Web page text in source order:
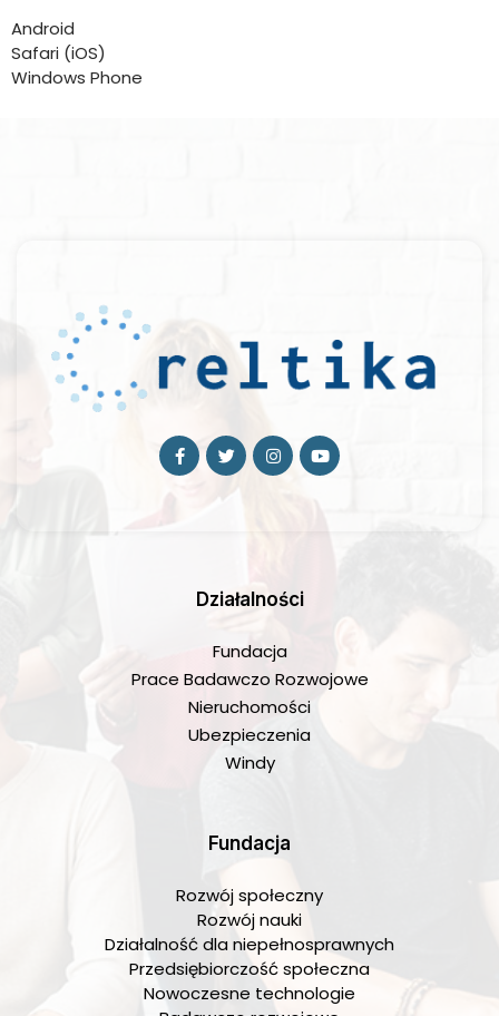
Android
Safari (iOS)
Windows Phone
Działalności
Fundacja
Prace Badawczo Rozwojowe
Nieruchomości
Ubezpieczenia
Windy
Fundacja
Rozwój społeczny
Rozwój nauki
Działalność dla niepełnosprawnych
Przedsiębiorczość społeczna
Nowoczesne technologie